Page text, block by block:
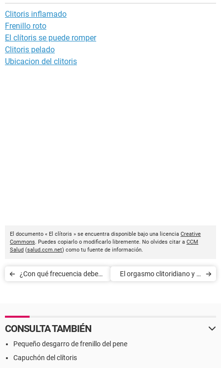
Clitoris inflamado
Frenillo roto
El clítoris se puede romper
Clitoris pelado
Ubicacion del clitoris
El documento « El clítoris » se encuentra disponible bajo una licencia Creative
Commons. Puedes copiarlo o modificarlo libremente. No olvides citar a CCM
Salud (salud.ccm.net) como tu fuente de información.
¿Con qué frecuencia deben
El orgasmo clitoridiano y el
CONSULTA TAMBIÉN
Pequeño desgarro de frenillo del pene
Capuchón del clítoris